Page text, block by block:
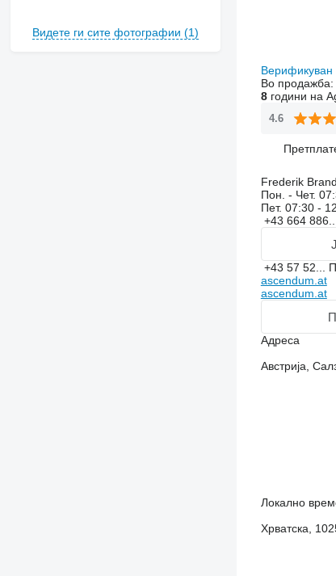
Видете ги сите фотографии (1)
Верификуван
Во продажба:
8години на
4.6
Frederik
Пон. - Чет.
Пет. 07:30 -
+43 664 886...
+43 57 52...
ascendum.at
ascendum.at
Адреса
Австрија,
Локално
Хрватска,